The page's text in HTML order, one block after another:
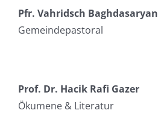
Pfr. Vahridsch Baghdasaryan
Gemeindepastoral
Prof. Dr. Hacik Rafi Gazer
Ökumene & Literatur